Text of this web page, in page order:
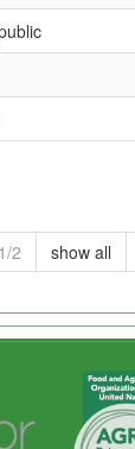
1/2 show all